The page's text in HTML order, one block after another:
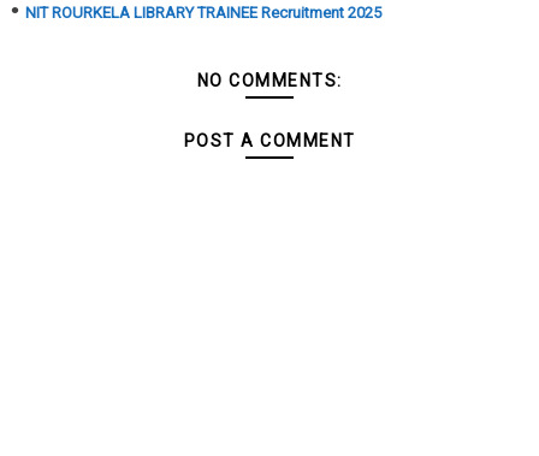
NIT ROURKELA LIBRARY TRAINEE Recruitment 2025
NO COMMENTS:
POST A COMMENT